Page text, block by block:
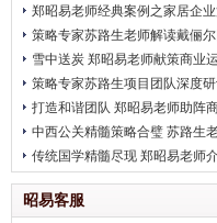
纳完美营销
郑昭易老师经典案例之家居企业
策略专家苏路生老师解读戴俪
公关 卖给消费者的是一种品味
雪中送炭 郑昭易老师献策商业
局
策略专家苏路生项目团队深度
推2012北京平谷健身会
打造和谐团队 郑昭易老师助阵
队凝聚力建设
中西公关精髓策略合璧 苏路生
进2012初明玉水墨画展
传统国学精髓尽现 郑昭易老师
饮企业调理
昭易客服